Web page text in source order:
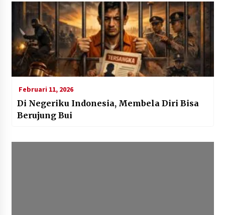
Februari 11, 2026
Di Negeriku Indonesia, Membela Diri Bisa
Berujung Bui